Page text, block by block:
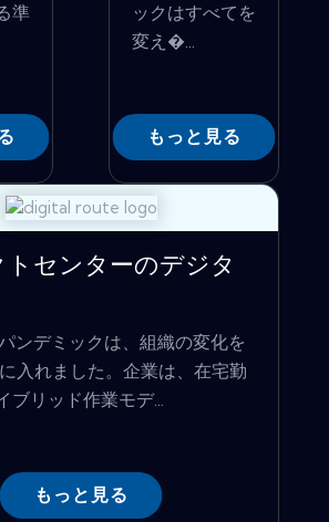
準
ックはすべてを
変え�...
もっと見る
トセンターのデジタ
ンデミックは、組織の変化を
入れました。企業は、在宅勤
ブリッド作業モデ...
もっと見る